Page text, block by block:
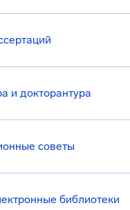
и докторантура
советы
библиотеки